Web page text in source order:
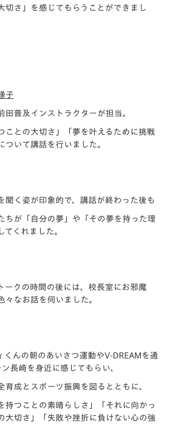
切さ」を感じてもらうことができまし
子
田普及インストラクターが担当。
ことの大切さ」「夢を叶えるために挑戦
ついて講話を行いました。
聞く姿が印象的で、講話が終わった後も
ちが「自分の夢」や「その夢を持った理
てくれました。
ークの時間の後には、校長室にお邪魔
々なお話を伺いました。
くんの朝のあいさつ運動やV-DREAMを通
長崎を身近に感じてもらい、
育成とスポーツ振興を図るとともに、
持つことの素晴らしさ」「それに向かっ
大切さ」「失敗や挫折に負けない心の強